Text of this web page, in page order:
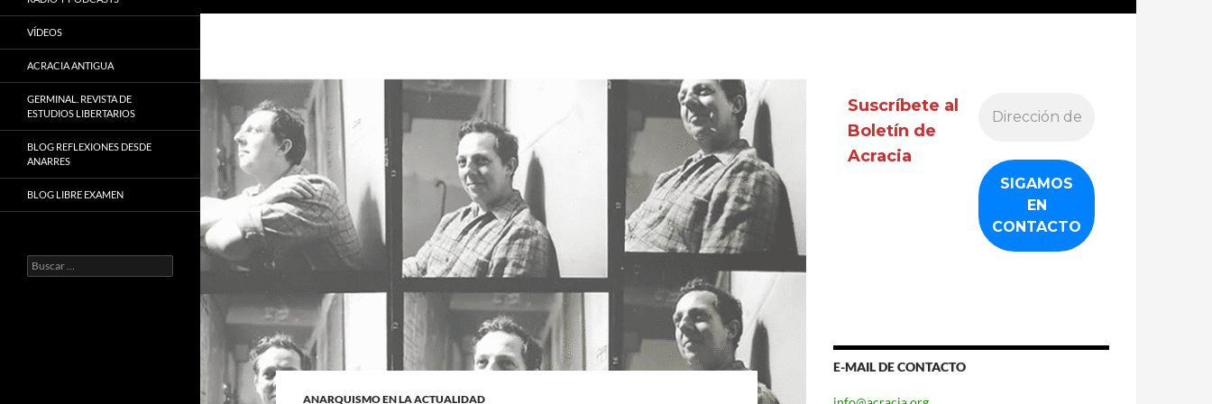
BOLIVIA
ANARQUISMO EN LA ACTUALIDAD
Suscríbete al
Boletín de
Acracia
E-MAIL DE CONTACTO
VÍDEOS
ACRACIA ANTIGUA
GERMINAL. REVISTA DE
ESTUDIOS LIBERTARIOS
BLOG REFLEXIONES DESDE
ANARRES
BLOG LIBRE EXAMEN
Buscar: